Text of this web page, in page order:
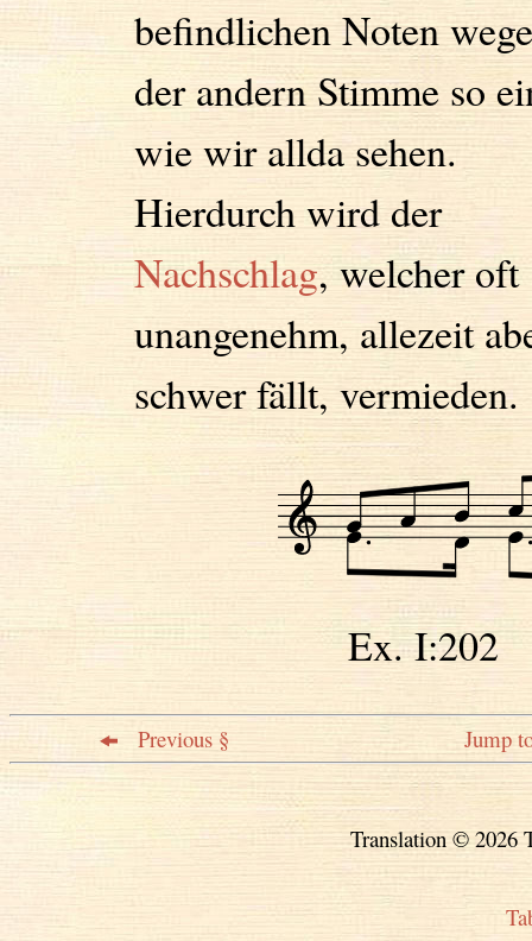
befindlichen Noten
der andern Stimme so
wie wir allda sehen.
Hierdurch wird der
Nachschlag, welcher oft
unangenehm, allezeit
schwer fällt, vermieden.
Ex.
Previous § Jump
Translation © 2026